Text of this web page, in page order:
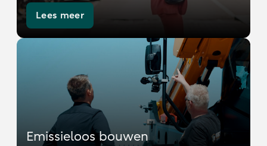
Lees meer
Emissieloos bouwen